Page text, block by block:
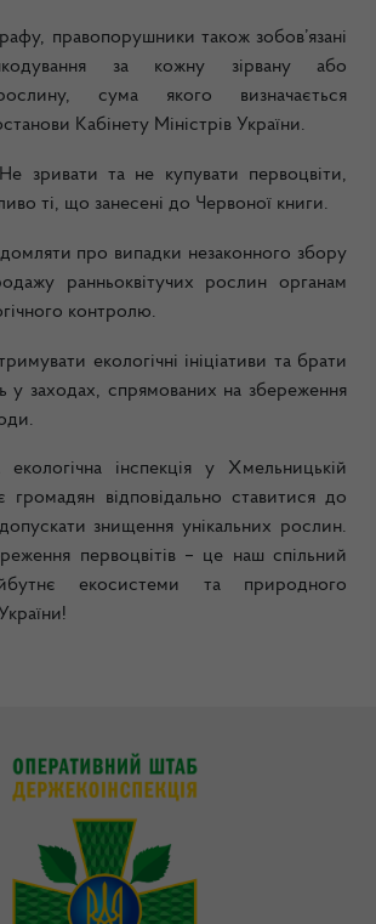
правопорушники також зобов’язані
за кожну зірвану або
сума якого визначається
Кабінету Міністрів України.
Не зривати та не купувати первоцвіти,
ті, що занесені до Червоної книги.
про випадки незаконного збору
ранньоквітучих рослин органам
контролю.
екологічні ініціативи та брати
у заходах, спрямованих на збереження
екологічна інспекція у Хмельницькій
громадян відповідально ставитися до
знищення унікальних рослин.
первоцвітів – це наш спільний
екосистеми та природного